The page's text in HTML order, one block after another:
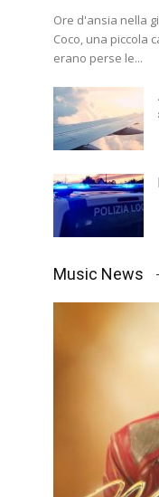
Ore d'ansia nella
Coco, una piccola
erano perse le...
Music News